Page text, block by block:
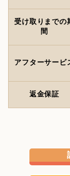
受け取りまでの
間
アフターサービ
返金保証